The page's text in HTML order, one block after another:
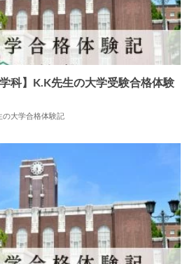
科】K.K先生の大学受験合格体験
の大学合格体験記